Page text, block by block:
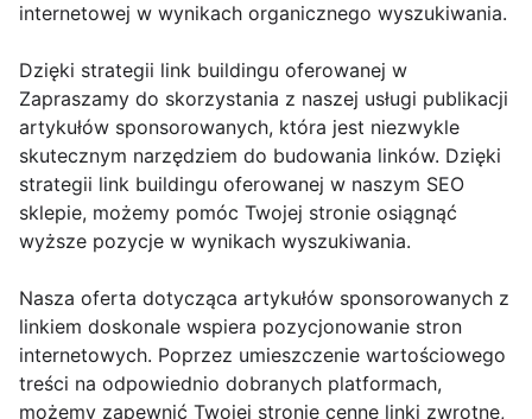
internetowej w wynikach organicznego wyszukiwania.
Dzięki strategii link buildingu oferowanej w
Zapraszamy do skorzystania z naszej usługi publikacji
artykułów sponsorowanych, która jest niezwykle
skutecznym narzędziem do budowania linków. Dzięki
strategii link buildingu oferowanej w naszym SEO
sklepie, możemy pomóc Twojej stronie osiągnąć
wyższe pozycje w wynikach wyszukiwania.
Nasza oferta dotycząca artykułów sponsorowanych z
linkiem doskonale wspiera pozycjonowanie stron
internetowych. Poprzez umieszczenie wartościowego
treści na odpowiednio dobranych platformach,
możemy zapewnić Twojej stronie cenne linki zwrotne,